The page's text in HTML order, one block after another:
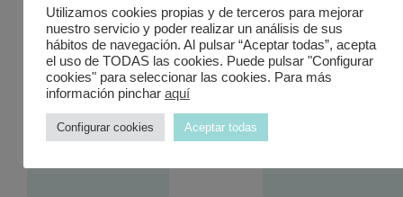
http://decklidautos.com
Utilizamos cookies propias y de terceros para mejorar
nuestro servicio y poder realizar un análisis de sus
hábitos de navegación. Al pulsar “Aceptar todas”, acepta
el uso de TODAS las cookies. Puede pulsar "Configurar
cookies" para seleccionar las cookies. Para más
información pinchar aquí
Configurar cookies Aceptar todas